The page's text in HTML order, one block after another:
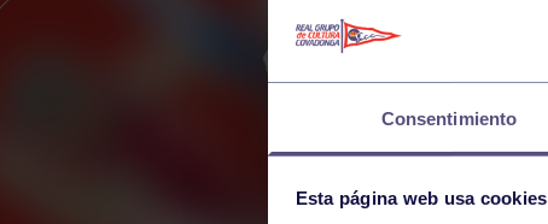
Consentimiento
Esta página web usa cookies